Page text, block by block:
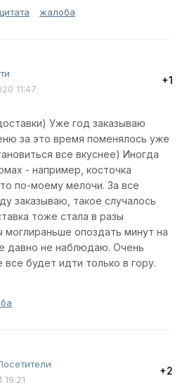
цитата жалоба
11:47
+1
Уже год заказываю
за это время поменялось уже
все вкуснее) Иногда
- например, косточка
по-моему мелочи. За все
заказываю, такое случалось
тоже стала в разы
моглираньше опоздать минут на
давно не наблюдаю. Очень
будет идти только в гору.
+2